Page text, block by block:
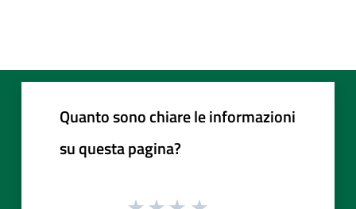
Quanto sono chiare le informazioni
su questa pagina?